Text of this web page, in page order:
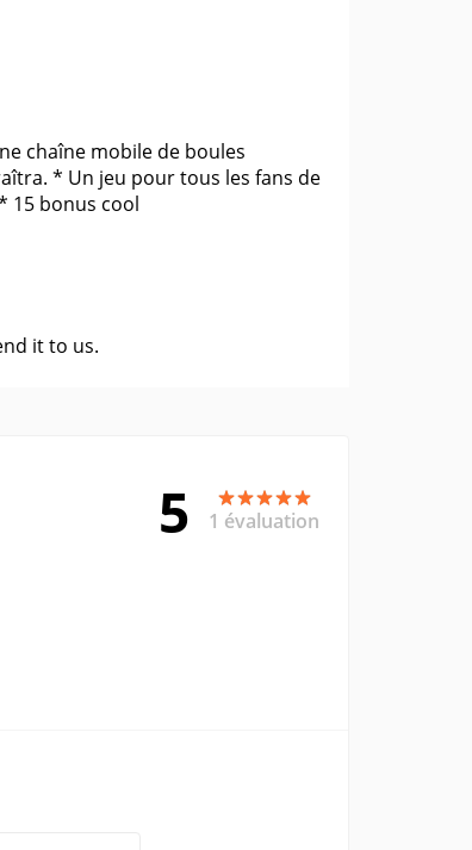
chaîne mobile de boules
* Un jeu pour tous les fans de
15 bonus cool
it to us.
5 1 évaluation